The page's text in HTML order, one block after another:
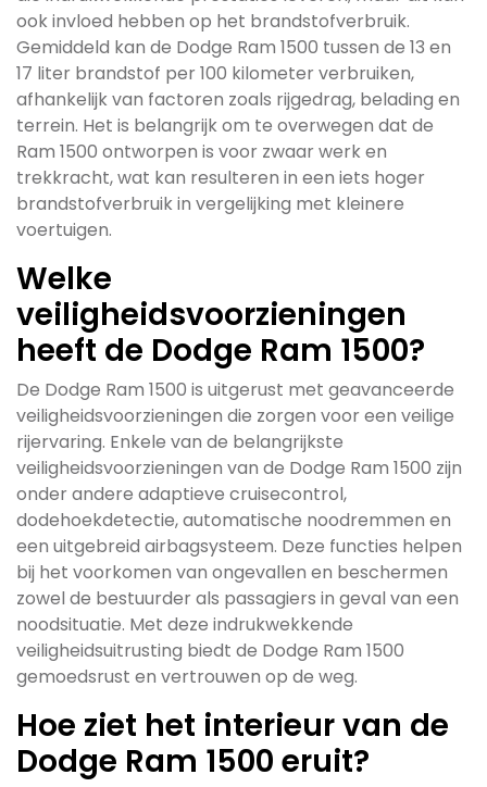
ook invloed hebben op het brandstofverbruik.
Gemiddeld kan de Dodge Ram 1500 tussen de 13 en
17 liter brandstof per 100 kilometer verbruiken,
afhankelijk van factoren zoals rijgedrag, belading en
terrein. Het is belangrijk om te overwegen dat de
Ram 1500 ontworpen is voor zwaar werk en
trekkracht, wat kan resulteren in een iets hoger
brandstofverbruik in vergelijking met kleinere
voertuigen.
Welke
veiligheidsvoorzieningen
heeft de Dodge Ram 1500?
De Dodge Ram 1500 is uitgerust met geavanceerde
veiligheidsvoorzieningen die zorgen voor een veilige
rijervaring. Enkele van de belangrijkste
veiligheidsvoorzieningen van de Dodge Ram 1500 zijn
onder andere adaptieve cruisecontrol,
dodehoekdetectie, automatische noodremmen en
een uitgebreid airbagsysteem. Deze functies helpen
bij het voorkomen van ongevallen en beschermen
zowel de bestuurder als passagiers in geval van een
noodsituatie. Met deze indrukwekkende
veiligheidsuitrusting biedt de Dodge Ram 1500
gemoedsrust en vertrouwen op de weg.
Hoe ziet het interieur van de
Dodge Ram 1500 eruit?